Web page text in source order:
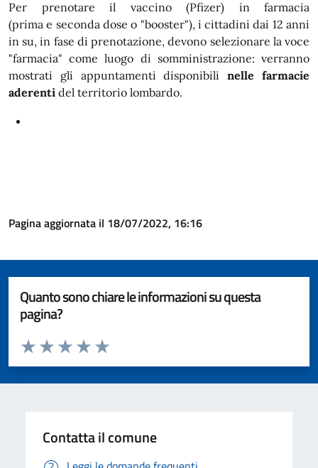
Per prenotare il vaccino (Pfizer) in farmacia
(prima e seconda dose o "booster"), i cittadini dai 12 anni
in su, in fase di prenotazione, devono selezionare la voce
"farmacia" come luogo di somministrazione: verranno
mostrati gli appuntamenti disponibilinelle farmacie
aderenti del territorio lombardo.
Pagina aggiornata il 18/07/2022, 16:16
Quanto sono chiare le informazioni su questa
pagina?
Valuta da 1 a 5 stelle la pagina
Valuta 5 stelle su 5
Valuta 4 stelle su 5
Valuta 3 stelle su 5
Valuta 2 stelle su 5
Valuta 1 stelle su 5
Contatta il comune